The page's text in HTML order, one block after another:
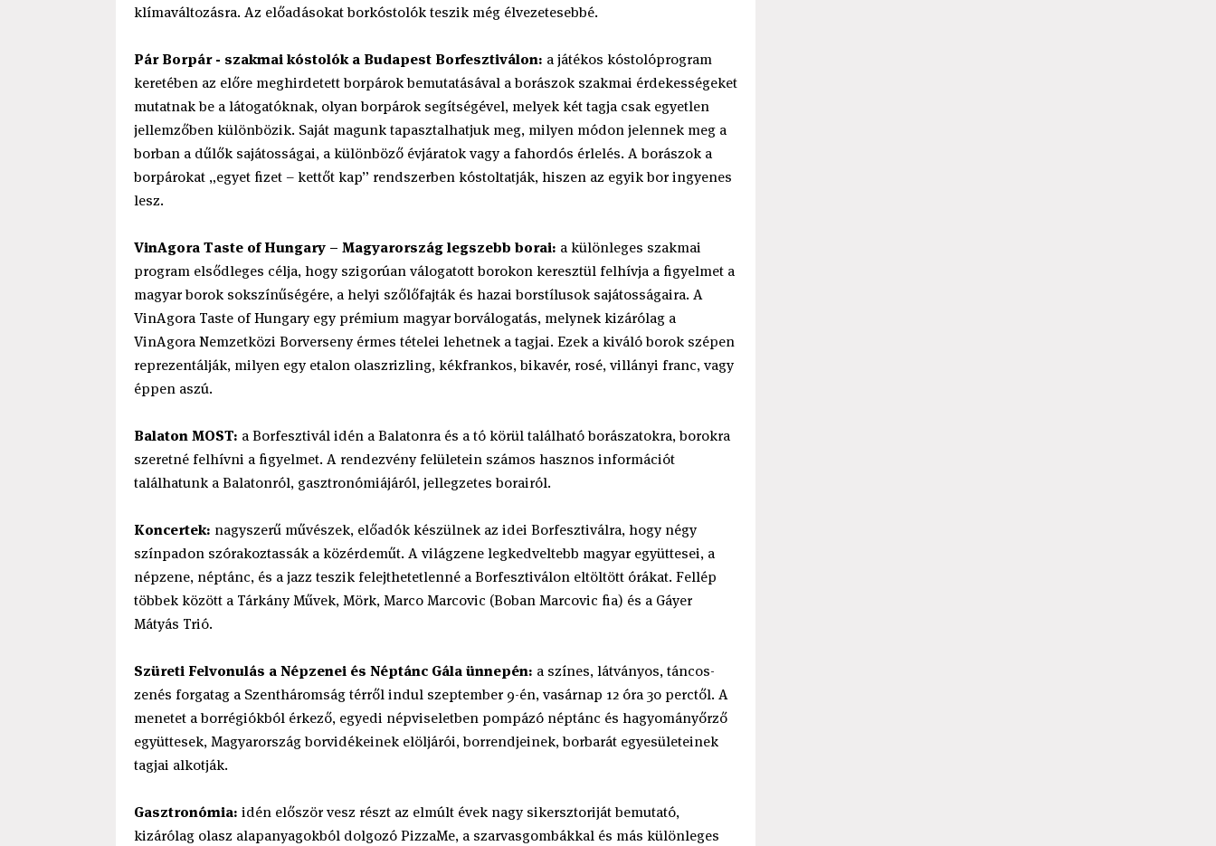
klímaváltozásra. Az előadásokat borkóstolók teszik még élvezetesebbé.
Pár Borpár - szakmai kóstolók a Budapest Borfesztiválon: a játékos kóstolóprogram
keretében az előre meghirdetett borpárok bemutatásával a borászok szakmai érdekességeket
mutatnak be a látogatóknak, olyan borpárok segítségével, melyek két tagja csak egyetlen
jellemzőben különbözik. Saját magunk tapasztalhatjuk meg, milyen módon jelennek meg a
borban a dűlők sajátosságai, a különböző évjáratok vagy a fahordós érlelés. A borászok a
borpárokat „egyet fizet – kettőt kap” rendszerben kóstoltatják, hiszen az egyik bor ingyenes
lesz.
VinAgora Taste of Hungary – Magyarország legszebb borai: a különleges szakmai
program elsődleges célja, hogy szigorúan válogatott borokon keresztül felhívja a figyelmet a
magyar borok sokszínűségére, a helyi szőlőfajták és hazai borstílusok sajátosságaira. A
VinAgora Taste of Hungary egy prémium magyar borválogatás, melynek kizárólag a
VinAgora Nemzetközi Borverseny érmes tételei lehetnek a tagjai. Ezek a kiváló borok szépen
reprezentálják, milyen egy etalon olaszrizling, kékfrankos, bikavér, rosé, villányi franc, vagy
éppen aszú.
Balaton MOST: a Borfesztivál idén a Balatonra és a tó körül található borászatokra, borokra
szeretné felhívni a figyelmet. A rendezvény felületein számos hasznos információt
találhatunk a Balatonról, gasztronómiájáról, jellegzetes borairól.
Koncertek: nagyszerű művészek, előadók készülnek az idei Borfesztiválra, hogy négy
színpadon szórakoztassák a közérdeműt. A világzene legkedveltebb magyar együttesei, a
népzene, néptánc, és a jazz teszik felejthetetlenné a Borfesztiválon eltöltött órákat. Fellép
többek között a Tárkány Művek, Mörk, Marco Marcovic (Boban Marcovic fia) és a Gáyer
Mátyás Trió.
Szüreti Felvonulás a Népzenei és Néptánc Gála ünnepén: a színes, látványos, táncos-
zenés forgatag a Szentháromság térről indul szeptember 9-én, vasárnap 12 óra 30 perctől. A
menetet a borrégiókból érkező, egyedi népviseletben pompázó néptánc és hagyományőrző
együttesek, Magyarország borvidékeinek elöljárói, borrendjeinek, borbarát egyesületeinek
tagjai alkotják.
Gasztronómia: idén először vesz részt az elmúlt évek nagy sikersztoriját bemutató,
kizárólag olasz alapanyagokból dolgozó PizzaMe, a szarvasgombákkal és más különleges